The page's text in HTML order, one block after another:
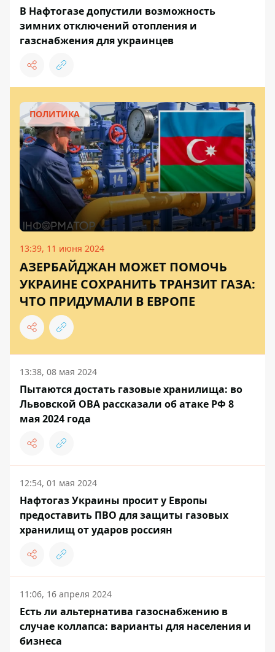
В Нафтогазе допустили возможность
зимних отключений отопления и
газснабжения для украинцев
ПОЛИТИКА
13:39, 11 июня 2024
АЗЕРБАЙДЖАН МОЖЕТ ПОМОЧЬ
УКРАИНЕ СОХРАНИТЬ ТРАНЗИТ ГАЗА:
ЧТО ПРИДУМАЛИ В ЕВРОПЕ
13:38, 08 мая 2024
Пытаются достать газовые хранилища: во
Львовской ОВА рассказали об атаке РФ 8
мая 2024 года
12:54, 01 мая 2024
Нафтогаз Украины просит у Европы
предоставить ПВО для защиты газовых
хранилищ от ударов россиян
11:06, 16 апреля 2024
Есть ли альтернатива газоснабжению в
случае коллапса: варианты для населения и
бизнеса